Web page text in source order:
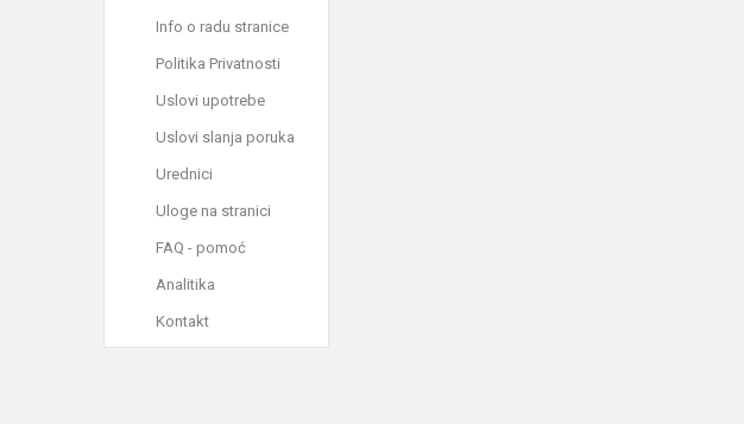
Info o radu stranice
Politika Privatnosti
Uslovi upotrebe
Uslovi slanja poruka
Urednici
Uloge na stranici
FAQ - pomoć
Analitika
Kontakt